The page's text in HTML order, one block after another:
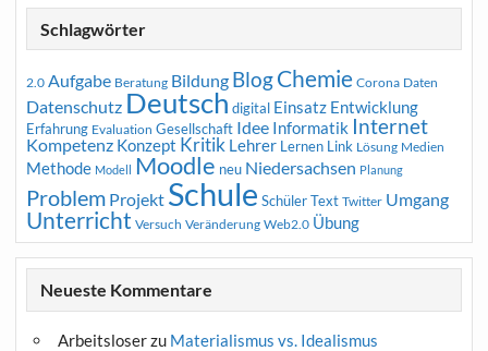
Schlagwörter
2.0 Aufgabe Beratung Bildung BlogChemie Corona Daten
Datenschutz Deutsch digital Einsatz Entwicklung
Erfahrung Evaluation Gesellschaft Idee Informatik Internet
Kompetenz Konzept Kritik Lehrer Lernen Link Lösung Medien
Methode Modell Moodle neu Niedersachsen Planung
Problem Projekt Schule Schüler Text Twitter Umgang
Unterricht Versuch Veränderung Web2.0 Übung
Neueste Kommentare
Arbeitsloserzu Materialismus vs. Idealismus